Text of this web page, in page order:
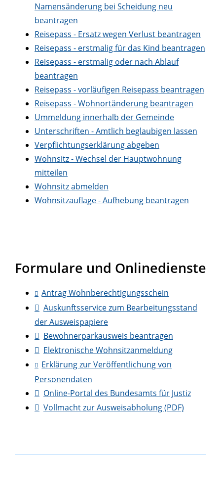
Namensänderung bei Scheidung neu
beantragen
Reisepass - Ersatz wegen Verlust beantragen
Reisepass - erstmalig für das Kind beantragen
Reisepass - erstmalig oder nach Ablauf
beantragen
Reisepass - vorläufigen Reisepass beantragen
Reisepass - Wohnortänderung beantragen
Ummeldung innerhalb der Gemeinde
Unterschriften - Amtlich beglaubigen lassen
Verpflichtungserklärung abgeben
Wohnsitz - Wechsel der Hauptwohnung
mitteilen
Wohnsitz abmelden
Wohnsitzauflage - Aufhebung beantragen
Formulare und Onlinedienste
Antrag Wohnberechtigungsschein
Auskunftsservice zum Bearbeitungsstand
der Ausweispapiere
Bewohnerparkausweis beantragen
Elektronische Wohnsitzanmeldung
Erklärung zur Veröffentlichung von
Personendaten
Online-Portal des Bundesamts für Justiz
Vollmacht zur Ausweisabholung (PDF)